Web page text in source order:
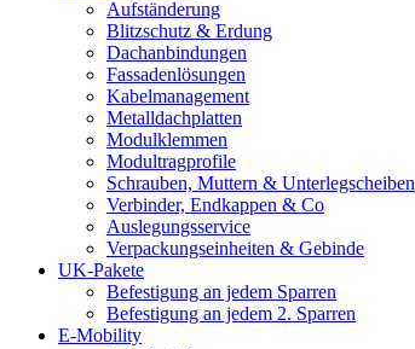
Aufständerung
Blitzschutz & Erdung
Dachanbindungen
Fassadenlösungen
Kabelmanagement
Metalldachplatten
Modulklemmen
Modultragprofile
Schrauben, Muttern & Unterlegscheiben
Verbinder, Endkappen & Co
Auslegungsservice
Verpackungseinheiten & Gebinde
UK-Pakete
Befestigung an jedem Sparren
Befestigung an jedem 2. Sparren
E-Mobility